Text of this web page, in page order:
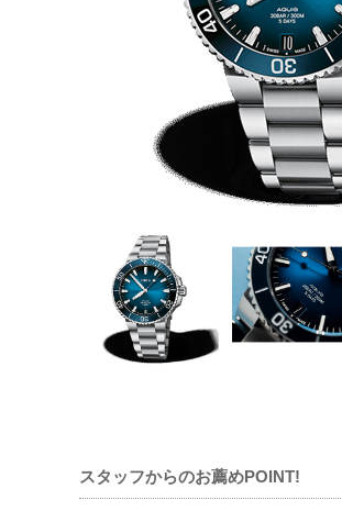
スタッフからのお薦めPOINT!